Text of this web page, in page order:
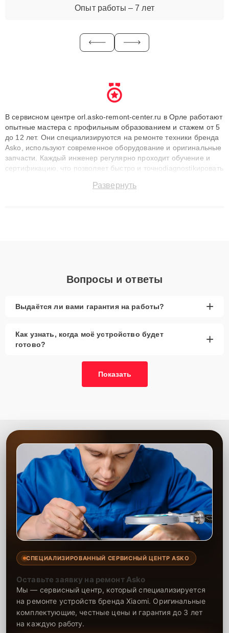
Опыт работы – 7 лет
В сервисном центре orl.asko-remont-center.ru в Орле работают
опытные мастера с профильным образованием и стажем от 5
до 12 лет. Они специализируются на ремонте техники бренда
Asko, используют современное оборудование и оригинальные
запчасти. Каждый инженер регулярно проходит обучение и
сертификацию, что позволяет быстро и точноdiagnostikировать
до 3 лет. Наши мастера решают сложные случаи: от замены
Развернуть
Вопросы и ответы
Выдаётся ли вами гарантия на работы? +
Как узнать, когда моё устройство будет
готово?
+
Показать
СПЕЦИАЛИЗИРОВАННЫЙ СЕРВИСНЫЙ ЦЕНТР ASKO
Оставьте заявку на ремонт Asko
Мы — сервисный центр, который специализируется
на ремонте устройств бренда Xiaomi. Оригинальные
комплектующие, честные цены и гарантия до 3 лет
на каждую работу.